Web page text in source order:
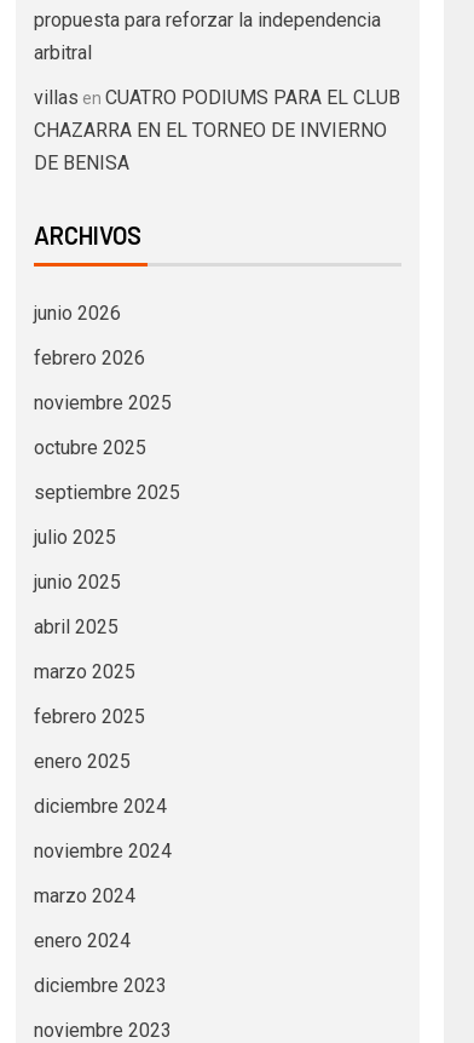
propuesta para reforzar la independencia
arbitral
villas en CUATRO PODIUMS PARA EL CLUB
CHAZARRA EN EL TORNEO DE INVIERNO
DE BENISA
ARCHIVOS
junio 2026
febrero 2026
noviembre 2025
octubre 2025
septiembre 2025
julio 2025
junio 2025
abril 2025
marzo 2025
febrero 2025
enero 2025
diciembre 2024
noviembre 2024
marzo 2024
enero 2024
diciembre 2023
noviembre 2023